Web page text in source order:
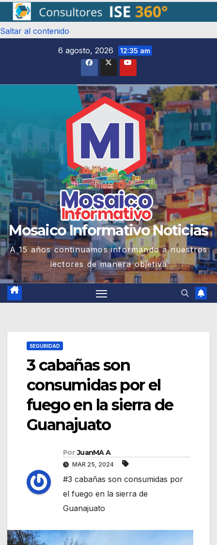
Saltar al contenido
6 agosto, 2026
12:35 am
Mosaico Informativo Noticias
A 15 años continuamos informando a nuestros
lectores de manera objetiva
SEGURIDAD
3 cabañas son
consumidas por el
fuego en la sierra de
Guanajuato
Por JuanMA A
MAR 25, 2024
#3 cabañas son consumidas por
el fuego en la sierra de
Guanajuato